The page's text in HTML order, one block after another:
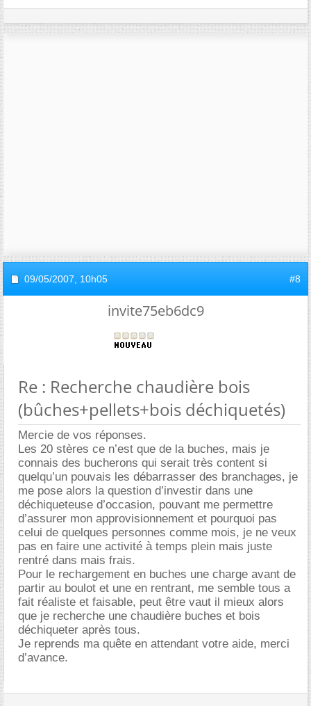
09/05/2007, 10h05 #8
invite75eb6dc9
Re : Recherche chaudière bois
(bûches+pellets+bois déchiquetés)
Mercie de vos réponses.
Les 20 stères ce n’est que de la buches, mais je
connais des bucherons qui serait très content si
quelqu’un pouvais les débarrasser des branchages, je
me pose alors la question d’investir dans une
déchiqueteuse d’occasion, pouvant me permettre
d’assurer mon approvisionnement et pourquoi pas
celui de quelques personnes comme mois, je ne veux
pas en faire une activité à temps plein mais juste
rentré dans mais frais.
Pour le rechargement en buches une charge avant de
partir au boulot et une en rentrant, me semble tous a
fait réaliste et faisable, peut être vaut il mieux alors
que je recherche une chaudière buches et bois
déchiqueter après tous.
Je reprends ma quête en attendant votre aide, merci
d’avance.